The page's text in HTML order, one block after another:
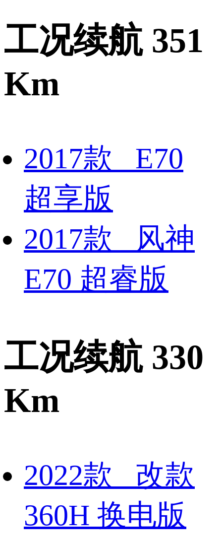
工况续航 351
Km
2017款 E70
超享版
2017款 风神
E70 超睿版
工况续航 330
Km
2022款 改款
360H 换电版